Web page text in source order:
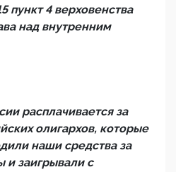
пункт 4 верховенства
над внутренним
расплачивается за
олигархов, которые
наши средства за
заигрывали с